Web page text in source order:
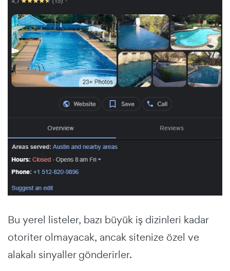
Bu yerel listeler, bazı büyük iş dizinleri kadar
otoriter olmayacak, ancak sitenize özel ve
alakalı sinyaller gönderirler.